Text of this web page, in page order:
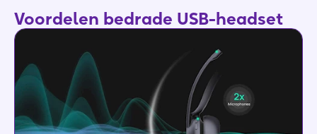
Voordelen bedrade USB-headset